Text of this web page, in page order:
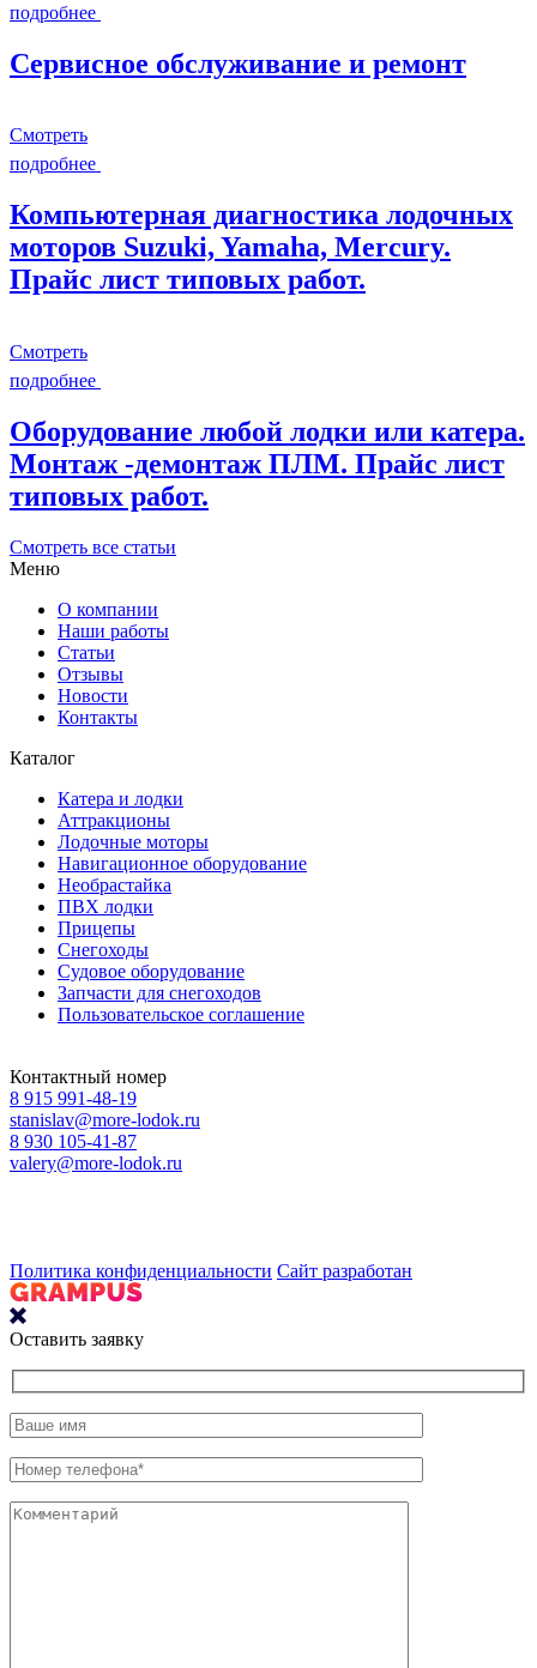
подробнее
Сервисное обслуживание и ремонт
Смотреть
подробнее
Компьютерная диагностика лодочных
моторов Suzuki, Yamaha, Mercury.
Прайс лист типовых работ.
Смотреть
подробнее
Оборудование любой лодки или катера.
Монтаж -демонтаж ПЛМ. Прайс лист
типовых работ.
Смотреть все статьи
Меню
О компании
Наши работы
Статьи
Отзывы
Новости
Контакты
Каталог
Катера и лодки
Аттракционы
Лодочные моторы
Навигационное оборудование
Необрастайка
ПВХ лодки
Прицепы
Снегоходы
Судовое оборудование
Запчасти для снегоходов
Пользовательское соглашение
Контактный номер
8 915 991-48-19
stanislav@more-lodok.ru
8 930 105-41-87
valery@more-lodok.ru
Политика конфиденциальности Сайт разработан
Оставить заявку